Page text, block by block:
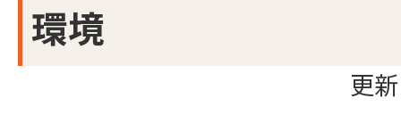
環境
更